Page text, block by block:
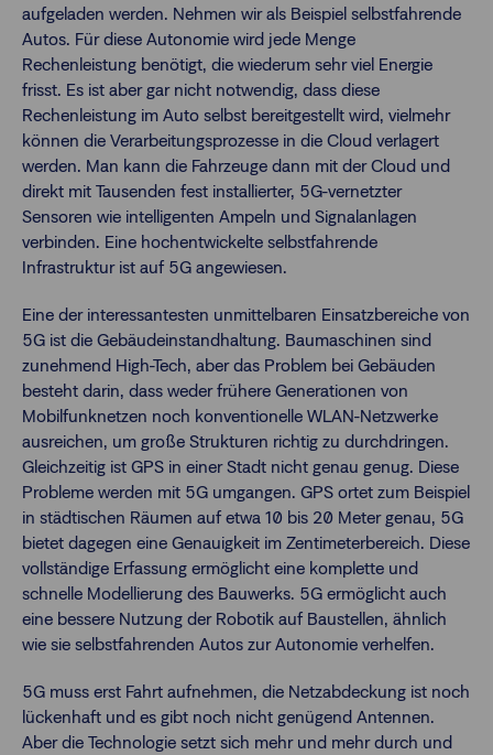
aufgeladen werden. Nehmen wir als Beispiel selbstfahrende
Autos. Für diese Autonomie wird jede Menge
Rechenleistung benötigt, die wiederum sehr viel Energie
frisst. Es ist aber gar nicht notwendig, dass diese
Rechenleistung im Auto selbst bereitgestellt wird, vielmehr
können die Verarbeitungsprozesse in die Cloud verlagert
werden. Man kann die Fahrzeuge dann mit der Cloud und
direkt mit Tausenden fest installierter, 5G-vernetzter
Sensoren wie intelligenten Ampeln und Signalanlagen
verbinden. Eine hochentwickelte selbstfahrende
Infrastruktur ist auf 5G angewiesen.
Eine der interessantesten unmittelbaren Einsatzbereiche von
5G ist die Gebäudeinstandhaltung. Baumaschinen sind
zunehmend High-Tech, aber das Problem bei Gebäuden
besteht darin, dass weder frühere Generationen von
Mobilfunknetzen noch konventionelle WLAN-Netzwerke
ausreichen, um große Strukturen richtig zu durchdringen.
Gleichzeitig ist GPS in einer Stadt nicht genau genug. Diese
Probleme werden mit 5G umgangen. GPS ortet zum Beispiel
in städtischen Räumen auf etwa 10 bis 20 Meter genau, 5G
bietet dagegen eine Genauigkeit im Zentimeterbereich. Diese
vollständige Erfassung ermöglicht eine komplette und
schnelle Modellierung des Bauwerks. 5G ermöglicht auch
eine bessere Nutzung der Robotik auf Baustellen, ähnlich
wie sie selbstfahrenden Autos zur Autonomie verhelfen.
5G muss erst Fahrt aufnehmen, die Netzabdeckung ist noch
lückenhaft und es gibt noch nicht genügend Antennen.
Aber die Technologie setzt sich mehr und mehr durch und